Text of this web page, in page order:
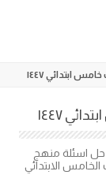
ابتدائي ١٤٤٧
١٤٤٧
الدراسات الاجتماعية صف خامس ابتدائي ١٤٤٧ ، حل اسئلة منهج
الابتدائي